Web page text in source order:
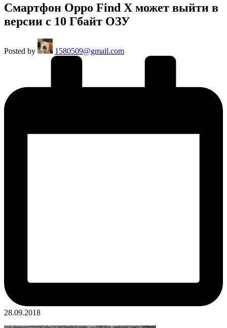
Смартфон Oppo Find X может выйти в
версии с 10 Гбайт ОЗУ
Posted by 1580509@gmail.com
28.09.2018